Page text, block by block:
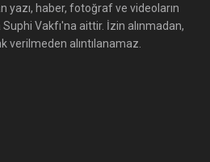
yazı, haber, fotoğraf ve videoların
Vakfı'na aittir. İzin alınmadan,
verilmeden alıntılanamaz.